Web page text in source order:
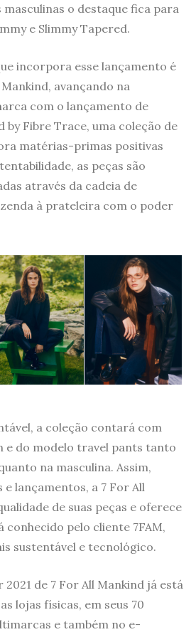
masculinas o destaque fica para
e Slimmy Tapered.
incorpora esse lançamento é
avançando na
com o lançamento de
by Fibre Trace, uma coleção de
matérias-primas positivas
as peças são
através da cadeia de
à prateleira com o poder
a coleção contará com
e do modelo travel pants tanto
na masculina. Assim,
lançamentos, a 7 For All
de suas peças e oferece
pelo cliente 7FAM,
sustentável e tecnológico.
de 7 For All Mankind já está
lojas físicas, em seus 70
e também no e-